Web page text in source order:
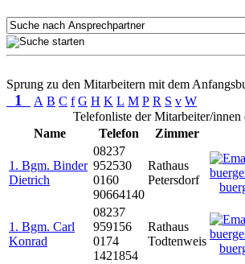
Sprung zu den Mitarbeitern mit dem
1 A B C f G H K L M P R S v W
Telefonliste der Mitarbeiter/innen
Name
Telefon Zimmer
1. Bgm. Binder
Dietrich
08237
952530
0160
90664140
Rathaus
Petersdorf
1. Bgm. Carl
Konrad
08237
959156
0174
1421854
Rathaus
Todtenweis